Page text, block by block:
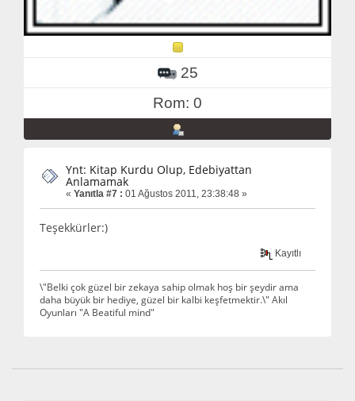
25
Rom: 0
Ynt: Kitap Kurdu Olup, Edebiyattan
Anlamamak
« Yanıtla #7 : 01 Ağustos 2011, 23:38:48 »
Teşekkürler:)
Kayıtlı
\"Belki çok güzel bir zekaya sahip olmak hoş bir şeydir ama
daha büyük bir hediye, güzel bir kalbi keşfetmektir.\" Akıl
Oyunları "A Beatiful mind"